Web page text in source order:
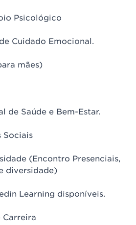
Psicológico
Cuidado Emocional.
mães)
de Saúde e Bem-Estar.
Sociais
(Encontro Presenciais,
diversidade)
Learning disponíveis.
Carreira